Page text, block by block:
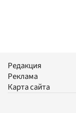
Редакция
Реклама
Карта сайта